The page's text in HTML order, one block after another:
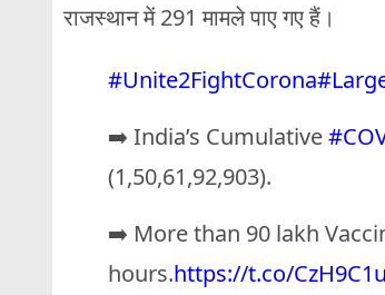
राजस्थान में 291 मामले पाए गए हैं।
#Unite2FightCorona
➡️ India’s Cumulative
(1,50,61,92,903).
➡️ More than 90 lakh
hours.https://t.co/